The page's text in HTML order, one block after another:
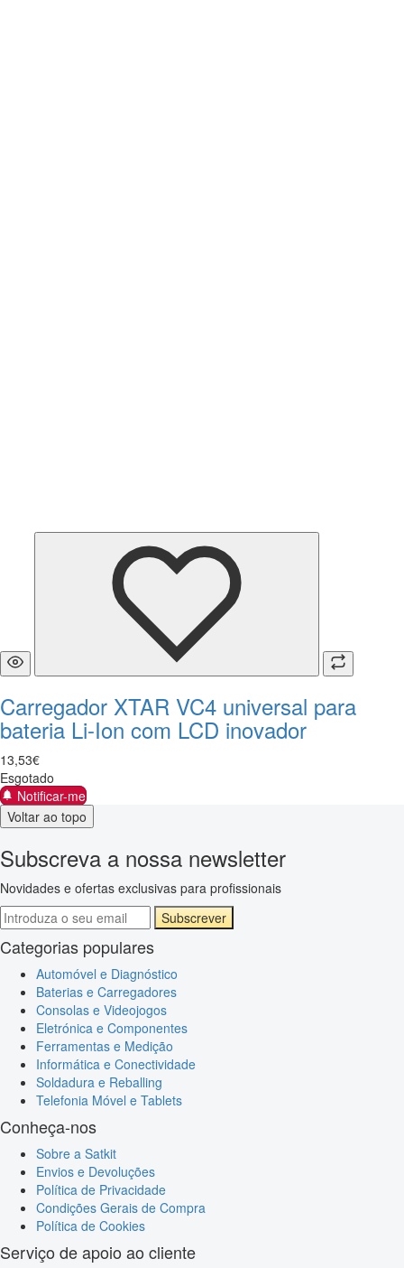
Carregador XTAR VC4 universal para
bateria Li-Ion com LCD inovador
13,53€
Esgotado
Notificar-me
Voltar ao topo
Subscreva a nossa newsletter
Novidades e ofertas exclusivas para profissionais
Subscrever
Categorias populares
Automóvel e Diagnóstico
Baterias e Carregadores
Consolas e Videojogos
Eletrónica e Componentes
Ferramentas e Medição
Informática e Conectividade
Soldadura e Reballing
Telefonia Móvel e Tablets
Conheça-nos
Sobre a Satkit
Envios e Devoluções
Política de Privacidade
Condições Gerais de Compra
Política de Cookies
Serviço de apoio ao cliente